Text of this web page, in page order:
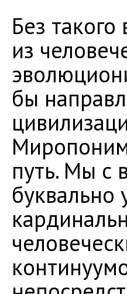
Без
из
бы
путь. Мы с
буквально